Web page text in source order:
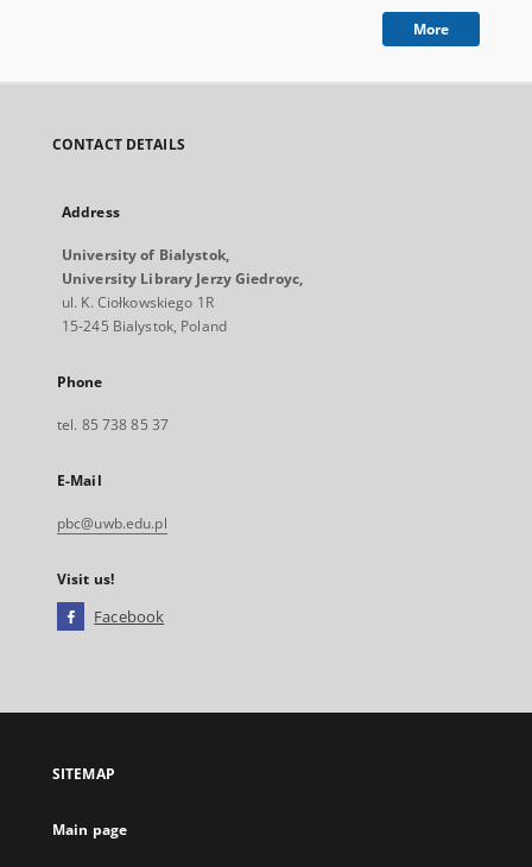
More
CONTACT DETAILS
Address
University of Bialystok,
University Library Jerzy Giedroyc,
ul. K. Ciołkowskiego 1R
15-245 Bialystok, Poland
Phone
tel. 85 738 85 37
E-Mail
pbc@uwb.edu.pl
Visit us!
Facebook
open
new
SITEMAP
Main page